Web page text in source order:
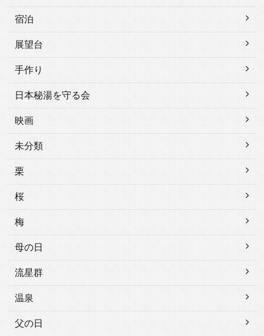
宿泊
展望台
手作り
日本秘湯を守る会
映画
未分類
栗
桜
梅
母の日
流星群
温泉
父の日